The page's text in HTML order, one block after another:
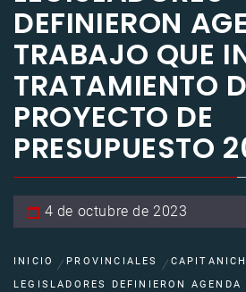
DEFINIERON
TRABAJO QUE
TRATAMIENTO
PROYECTO DE
PRESUPUESTO
4 de octubre de 2023
INICIO PROVINCIALES
LEGISLADORES DEFINIERON